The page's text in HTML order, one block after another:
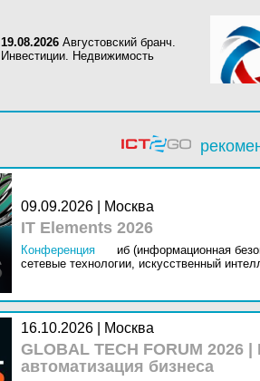
19.08.2026 Августовский бранч.
Инвестиции. Недвижимость
09.09.2026 | Москва
IT Elements 2026
Конференция
иб (информационная
сетевые технологии, искусственный
16.10.2026 | Москва
GLOBAL TECH FORUM
автоматизация бизнеса